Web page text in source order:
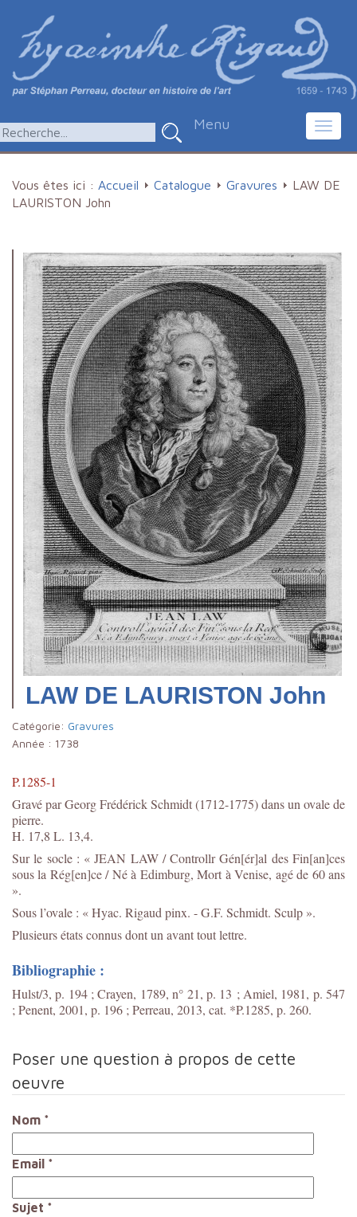
Menu
Vous êtes ici : Accueil Catalogue Gravures
LAW DE
LAURISTON John
LAW DE LAURISTON John
Catégorie: Gravures
Année : 1738
P.1285-1
Gravé par Georg Frédérick Schmidt (1712-1775) dans un ovale de
pierre.
H. 17,8 L. 13,4.
Sur le socle : « JEAN LAW / Controllr Gén[ér]al des Fin[an]ces
sous la Rég[en]ce / Né à Edimburg, Mort à Venise, agé de 60 ans
».
Sous l’ovale : « Hyac. Rigaud pinx. - G.F. Schmidt. Sculp ».
Plusieurs états connus dont un avant tout lettre.
Bibliographie :
Hulst/3, p. 194 ; Crayen, 1789, n° 21, p. 13 ; Amiel, 1981, p. 547
; Penent, 2001, p. 196 ; Perreau, 2013, cat. *P.1285, p. 260.
Poser une question à propos de cette
oeuvre
Nom *
Email *
Sujet *